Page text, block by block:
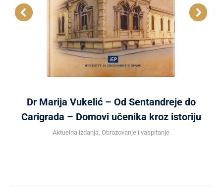
Dr Marija Vukelić – Od Sentandreje do
Carigrada – Domovi učenika kroz istoriju
Aktuelna izdanja, Obrazovanje i vaspitanje